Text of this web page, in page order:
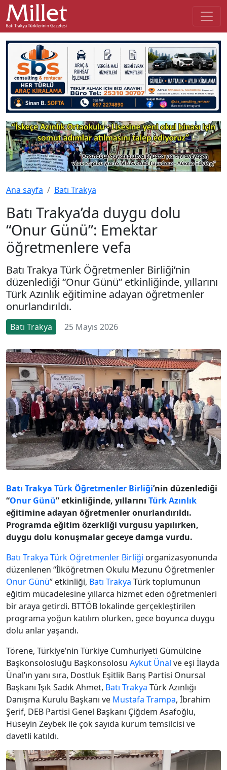
Ana sayfa Batı Trakya
Batı Trakya’da duygu dolu
“Onur Günü”: Emektar
öğretmenlere vefa
Batı Trakya Türk Öğretmenler Birliği’nin
düzenlediği “Onur Günü” etkinliğinde, yıllarını
Türk Azınlık eğitimine adayan öğretmenler
onurlandırıldı.
Batı Trakya 25 Mayıs 2026
Batı Trakya Türk Öğretmenler Birliği’nin düzenlediği
“Onur Günü” etkinliğinde, yıllarını Türk Azınlık
eğitimine adayan öğretmenler onurlandırıldı.
Programda eğitim özerkliği vurgusu yapılırken,
duygu dolu konuşmalar geceye damga vurdu.
Batı Trakya Türk Öğretmenler Birliği organizasyonunda
düzenlenen “İlköğretmen Okulu Mezunu Öğretmenler
Onur Günü” etkinliği, Batı Trakya Türk toplumunun
eğitim mücadelesine yıllarca hizmet eden öğretmenleri
bir araya getirdi. BTTÖB lokalinde gerçekleştirilen
programa yoğun katılım olurken, gece boyunca duygu
dolu anlar yaşandı.
Törene, Türkiye’nin Türkiye Cumhuriyeti Gümülcine
Başkonsolosluğu Başkonsolosu Aykut Ünal ve eşi İlayda
Ünal’ın yanı sıra, Dostluk Eşitlik Barış Partisi Onursal
Başkanı Işık Sadık Ahmet, Batı Trakya Türk Azınlığı
Danışma Kurulu Başkanı ve Mustafa Trampa, İbrahim
Şerif, DEB Partisi Genel Başkanı Çiğdem Asafoğlu,
Hüseyin Zeybek ile çok sayıda kurum temsilcisi ve
davetli katıldı.